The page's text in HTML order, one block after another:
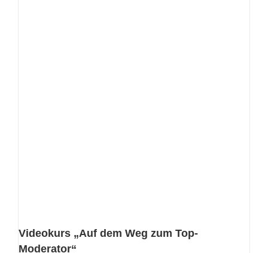
Videokurs „Auf dem Weg zum Top-
Moderator“